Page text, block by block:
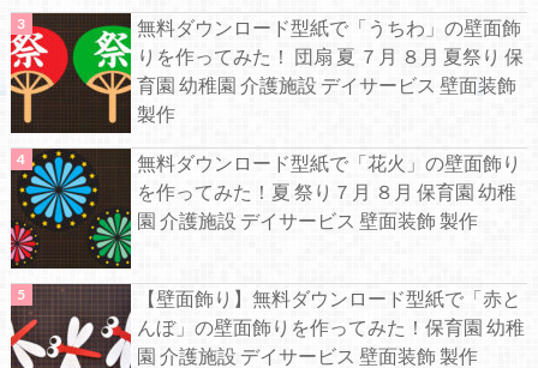
無料ダウンロード型紙で「うちわ」の壁面飾
りを作ってみた！ 団扇 夏 ７月 ８月 夏祭り 保
育園 幼稚園 介護施設 デイサービス 壁面装飾
製作
無料ダウンロード型紙で「花火」の壁面飾り
を作ってみた！夏 祭り７月 ８月 保育園 幼稚
園 介護施設 デイサービス 壁面装飾 製作
【壁面飾り】無料ダウンロード型紙で「赤と
んぼ」の壁面飾りを作ってみた！保育園 幼稚
園 介護施設 デイサービス 壁面装飾 製作